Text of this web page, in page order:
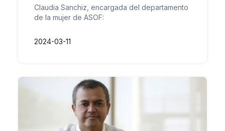
Claudia Sanchiz, encargada del departamento
de la mujer de ASOF:
2024-03-11